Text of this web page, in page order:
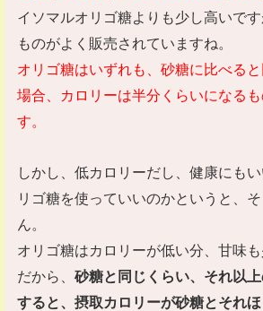
イソマルオリゴ糖よりも少し高いで
ものがよく販売されていますね。
オリゴ糖はいずれも、砂糖に比べる
場合、カロリーは半分くらいになる
す。
しかし、低カロリーだし、健康にも
リゴ糖を使っていいのかというと、
ん。
オリゴ糖はカロリーが低い分、甘味も
だから、 砂糖と同じくらい、それ以
すると、摂取カロリーが砂糖とそれ